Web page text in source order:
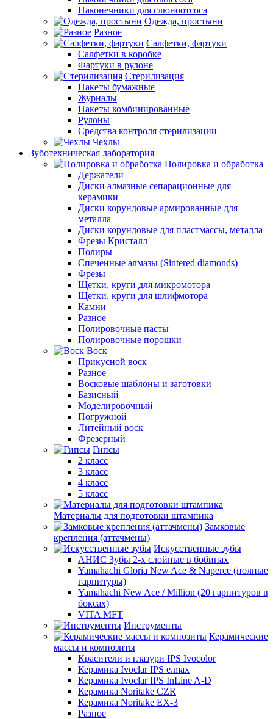
Наконечники для слюноотсоса
Одежда, простыни
Разное
Салфетки, фартуки
Салфетки в коробке
Фартуки в рулоне
Стерилизация
Пакеты бумажные
Журналы
Пакеты комбинированные
Рулоны
Средства контроля стерилизации
Чехлы
Зуботехническая лаборатория
Полировка и обработка
Держатели
Диски алмазные сепарационные для
керамики
Диски корундовые армированные для
металла
Диски корундовые для пластмассы, металла
Фрезы Кристалл
Полиры
Спеченные алмазы (Sintered diamonds)
Фрезы
Щетки, круги для микромотора
Щетки, круги для шлифмотора
Камни
Разное
Полировочные пасты
Полировочные порошки
Воск
Прикусной воск
Разное
Восковые шаблоны и заготовки
Базисный
Моделировочный
Погружной
Литейный воск
Фрезерный
Гипсы
2 класс
3 класс
4 класс
5 класс
Материалы для подготовки штампика
Замковые
крепления (аттачмены)
Искусственные зубы
АНИС Зубы 2-х слойные в бобинах
Yamahachi Gloria New Ace & Naperce (полные
гарнитуры)
Yamahachi New Ace / Million (20 гарнитуров в
боксах)
VITA MFT
Инструменты
Керамические
массы и композиты
Красители и глазури IPS Ivocolor
Керамика Ivoclar IPS e.max
Керамика Ivoclar IPS InLine A-D
Керамика Noritake CZR
Керамика Noritake EX-3
Разное